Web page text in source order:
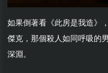
如果倒著看《此房是我造》
傑克，那個殺人如同呼吸的
深淵。